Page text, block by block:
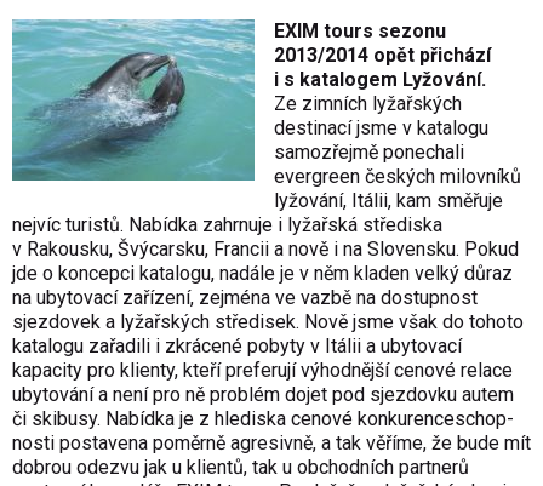
EXIM tours sezonu
2013/2014 opět přichází
i s katalogem Lyžování.
Ze zimních lyžařských
destinací jsme v katalogu
samozřejmě ponechali
evergreen českých milovníků
lyžování, Itálii, kam směřuje
nejvíc turistů. Nabídka zahrnuje i lyžařská střediska
v Rakousku, Švýcarsku, Francii a nově i na Slovensku. Pokud
jde o koncepci katalogu, nadále je v něm kladen velký důraz
na ubytovací zařízení, zejména ve vazbě na dostupnost
sjezdovek a lyžařských středisek. Nově jsme však do tohoto
katalogu zařadili i zkrácené pobyty v Itálii a ubytovací
kapacity pro klienty, kteří preferují výhodnější cenové relace
ubytování a není pro ně problém dojet pod sjezdovku autem
či skibusy. Nabídka je z hlediska cenové konkurenceschop­
nosti postavena poměrně agresivně, a tak věříme, že bude mít
dobrou odezvu jak u klientů, tak u obchodních partnerů